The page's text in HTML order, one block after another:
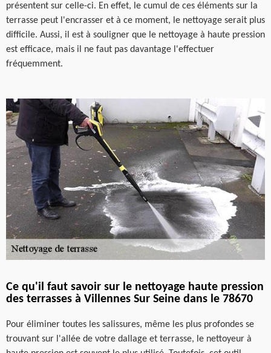
présentent sur celle-ci. En effet, le cumul de ces éléments sur la
terrasse peut l'encrasser et à ce moment, le nettoyage serait plus
difficile. Aussi, il est à souligner que le nettoyage à haute pression
est efficace, mais il ne faut pas davantage l'effectuer
fréquemment.
Ce qu'il faut savoir sur le nettoyage haute pression
des terrasses à Villennes Sur Seine dans le 78670
Pour éliminer toutes les salissures, même les plus profondes se
trouvant sur l'allée de votre dallage et terrasse, le nettoyeur à